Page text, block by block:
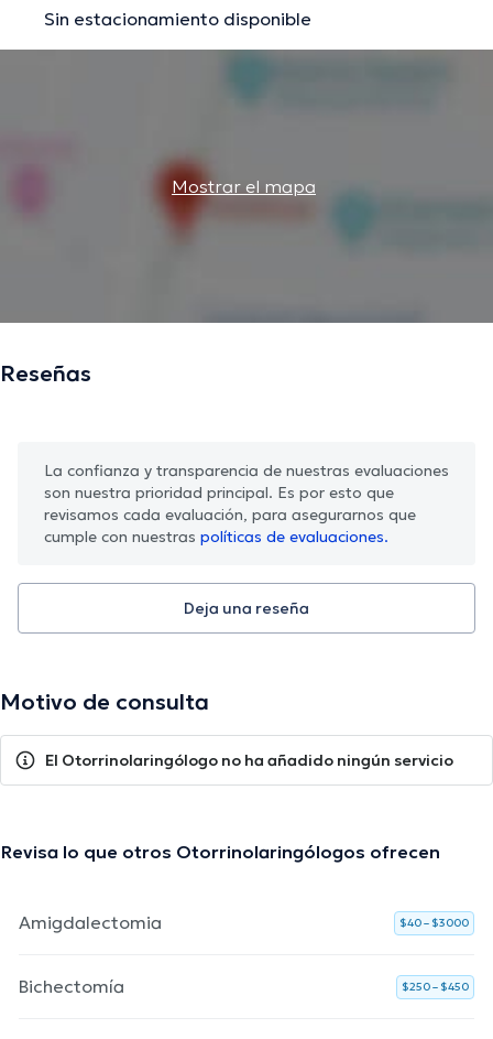
Sin estacionamiento disponible
Mostrar el mapa
Reseñas
La confianza y transparencia de nuestras evaluaciones
son nuestra prioridad principal. Es por esto que
revisamos cada evaluación, para asegurarnos que
cumple con nuestras políticas de evaluaciones.
Deja una reseña
Motivo de consulta
El Otorrinolaringólogo no ha añadido ningún servicio
Revisa lo que otros Otorrinolaringólogos ofrecen
Amigdalectomia $40 – $3000
Bichectomía $250 – $450